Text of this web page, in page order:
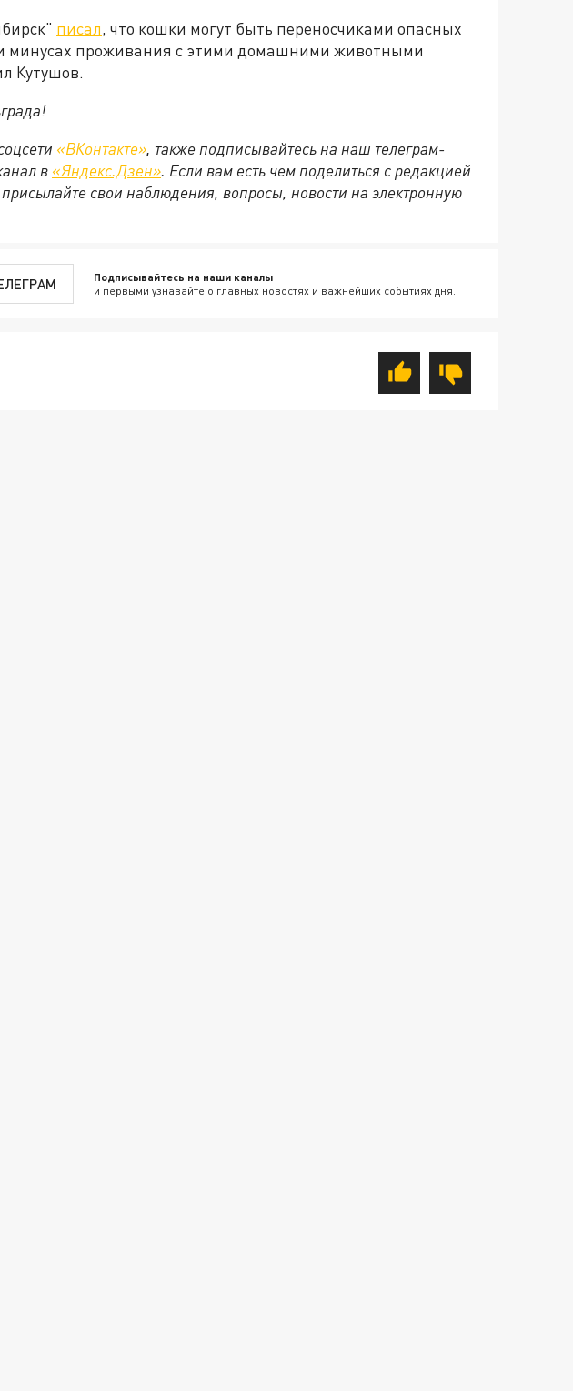
писал, что кошки могут быть переносчиками опасных
минусах проживания с этими домашними животными
Кутушов.
«ВКонтакте», также подписывайтесь на наш телеграм-
в «Яндекс.Дзен». Если вам есть чем поделиться с редакцией
свои наблюдения, вопросы, новости на электронную
Подписывайтесь на наши каналы
и первыми узнавайте о главных новостях и важнейших событиях дня.